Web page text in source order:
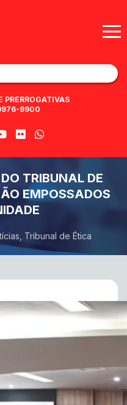
PRERROGATIVAS
9900
TRIBUNAL DE
EMPOSSADOS
Tribunal de Ética